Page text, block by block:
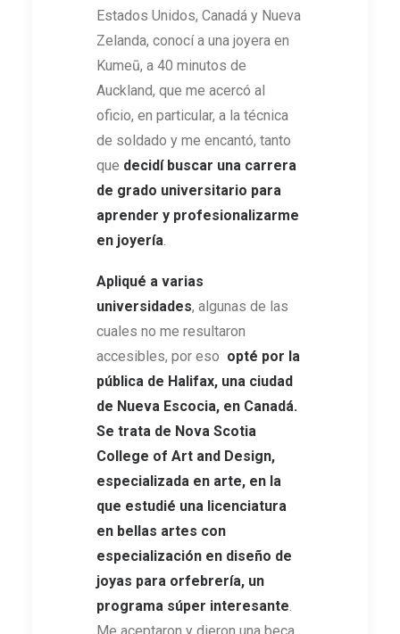
Estados Unidos, Canadá y Nueva
Zelanda, conocí a una joyera en
Kumeū, a 40 minutos de
Auckland, que me acercó al
oficio, en particular, a la técnica
de soldado y me encantó, tanto
que decidí buscar una carrera
de grado universitario para
aprender y profesionalizarme
en joyería.
Apliqué a varias
universidades, algunas de las
cuales no me resultaron
accesibles, por eso opté por la
pública de Halifax, una ciudad
de Nueva Escocia, en Canadá.
Se trata de Nova Scotia
College of Art and Design,
especializada en arte, en la
que estudié una licenciatura
en bellas artes con
especialización en diseño de
joyas para orfebrería, un
programa súper interesante.